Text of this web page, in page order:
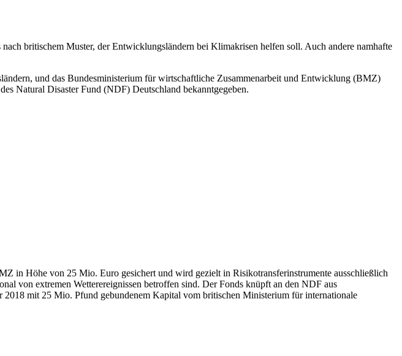
britischem Muster, der Entwicklungsländern bei Klimakrisen helfen soll. Auch andere namhafte
und das Bundesministerium für wirtschaftliche Zusammenarbeit und Entwicklung (BMZ)
Natural Disaster Fund (NDF) Deutschland bekanntgegeben.
in Höhe von 25 Mio. Euro gesichert und wird gezielt in Risikotransferinstrumente ausschließlich
von extremen Wetterereignissen betroffen sind. Der Fonds knüpft an den NDF aus
mit 25 Mio. Pfund gebundenem Kapital vom britischen Ministerium für internationale